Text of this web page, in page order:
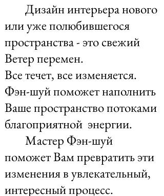
Дизайн интерьера нового
или уже полюбившегося
пространства - это свежий
Ветер перемен.
Все течет, все изменяется.
Фэн-шуй поможет наполнить
Ваше пространство потоками
благоприятной энергии.
Мастер Фэн-шуй
поможет Вам превратить эти
изменения в увлекательный,
интересный процесс.